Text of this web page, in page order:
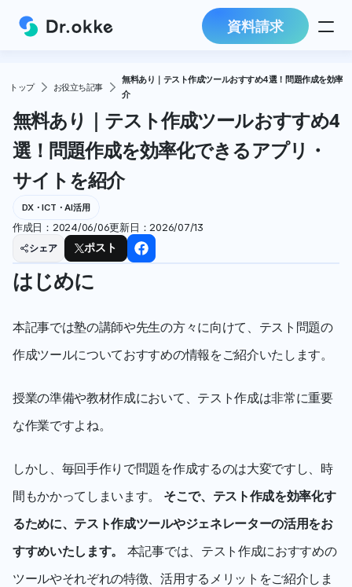
資料請求
トップ お役立ち記事
無料あり｜テスト作成ツールおすすめ4選！問題作成を効率
介
無料あり｜テスト作成ツールおすすめ4
選！問題作成を効率化できるアプリ・
サイトを紹介
DX・ICT・AI活用
作成日： 2024/06/06更新日： 2026/07/13
シェア ポスト
はじめに
本記事では塾の講師や先生の方々に向けて、テスト問題の
作成ツールについておすすめの情報をご紹介いたします。
授業の準備や教材作成において、テスト作成は非常に重要
な作業ですよね。
しかし、毎回手作りで問題を作成するのは大変ですし、時
間もかかってしまいます。
そこで、テスト作成を効率化す
るために、テスト作成ツールやジェネレーターの活用をお
すすめいたします。
本記事では、テスト作成におすすめの
ツールやそれぞれの特徴、活用するメリットをご紹介しま